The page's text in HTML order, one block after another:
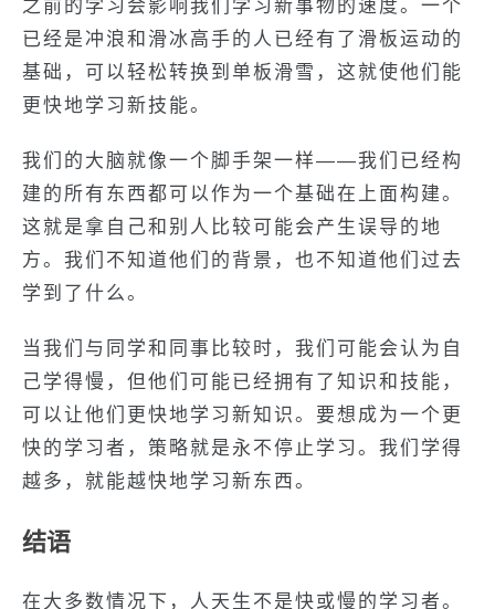
之前的学习会影响我们学习新事物的速度。一个
已经是冲浪和滑冰高手的人已经有了滑板运动的
基础，可以轻松转换到单板滑雪，这就使他们能
更快地学习新技能。
我们的大脑就像一个脚手架一样——我们已经构
建的所有东西都可以作为一个基础在上面构建。
这就是拿自己和别人比较可能会产生误导的地
方。我们不知道他们的背景，也不知道他们过去
学到了什么。
当我们与同学和同事比较时，我们可能会认为自
己学得慢，但他们可能已经拥有了知识和技能，
可以让他们更快地学习新知识。要想成为一个更
快的学习者，策略就是永不停止学习。我们学得
越多，就能越快地学习新东西。
结语
在大多数情况下，人天生不是快或慢的学习者。